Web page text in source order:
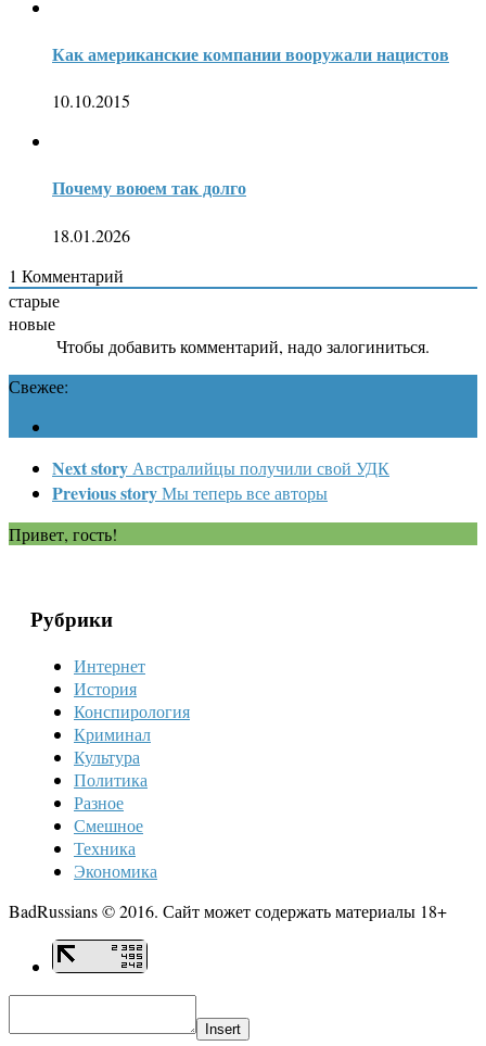
Как американские компании вооружали нацистов
10.10.2015
Почему воюем так долго
18.01.2026
1 Комментарий
старые
новые
Чтобы добавить комментарий, надо залогиниться.
Свежее:
Next story Австралийцы получили свой УДК
Previous storyМы теперь все авторы
Привет, гость!
Рубрики
Интернет
История
Конспирология
Криминал
Культура
Политика
Разное
Смешное
Техника
Экономика
BadRussians © 2016. Сайт может содержать материалы 18+
Insert